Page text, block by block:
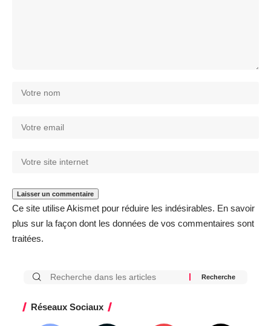
Ce site utilise Akismet pour réduire les indésirables. En savoir
plus sur la façon dont les données de vos commentaires sont
traitées.
Réseaux Sociaux